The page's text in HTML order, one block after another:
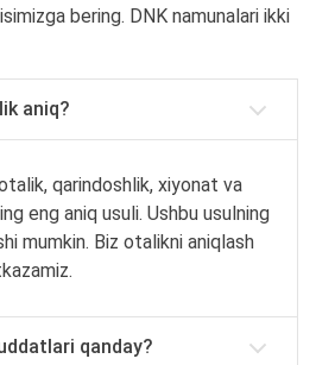
bering. DNK namunalari ikki
aniq?
qarindoshlik, xiyonat va
eng aniq usuli. Ushbu usulning
mumkin. Biz otalikni aniqlash
qanday?